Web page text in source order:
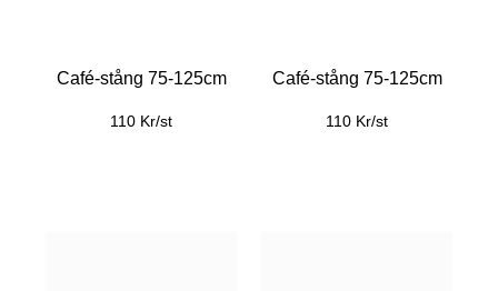
Café-stång 75-125cm
110 Kr/st
Café-stång 75-125cm
110 Kr/st